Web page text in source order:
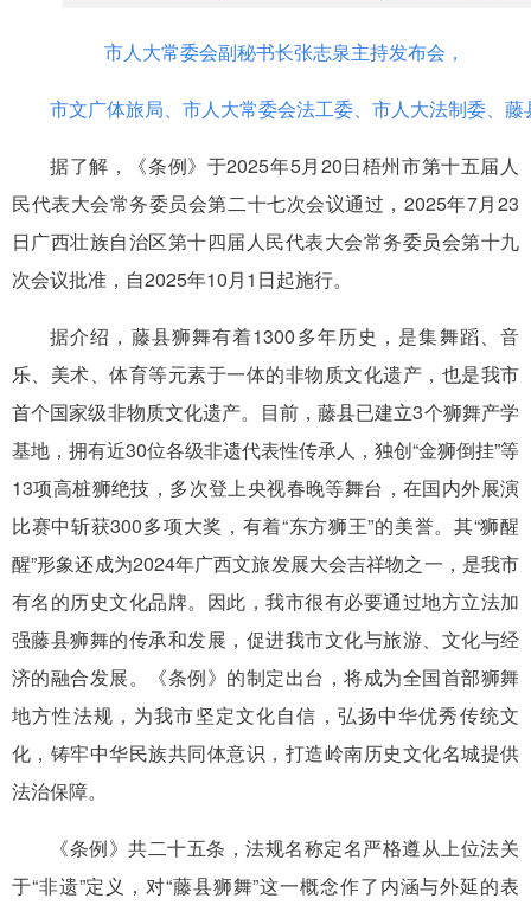
市人大常委会副秘书长张志泉主持发布会，
市文广体旅局、 市人大常委会法工委、市人大法制委、
据了解，《条例》于2025年5月20日梧州市第十五届人
民代表大会常务委员会第二十七次会议通过，2025年7月23
日广西壮族自治区第十四届人民代表大会常务委员会第十九
次会议批准，自2025年10月1日起施行。
据介绍，藤县狮舞有着1300多年历史，是集舞蹈、音
乐、美术、体育等元素于一体的非物质文化遗产，也是我市
首个国家级非物质文化遗产。目前，藤县已建立3个狮舞产学
基地，拥有近30位各级非遗代表性传承人，独创“金狮倒挂”等
13项高桩狮绝技，多次登上央视春晚等舞台，在国内外展演
比赛中斩获300多项大奖，有着“东方狮王”的美誉。其“狮醒
醒”形象还成为2024年广西文旅发展大会吉祥物之一，是我市
有名的历史文化品牌。因此，我市很有必要通过地方立法加
强藤县狮舞的传承和发展，促进我市文化与旅游、文化与经
济的融合发展。《条例》的制定出台，将成为全国首部狮舞
地方性法规，为我市坚定文化自信，弘扬中华优秀传统文
化，铸牢中华民族共同体意识，打造岭南历史文化名城提供
法治保障。
《条例》共二十五条，法规名称定名严格遵从上位法关
于“非遗”定义，对“藤县狮舞”这一概念作了内涵与外延的表